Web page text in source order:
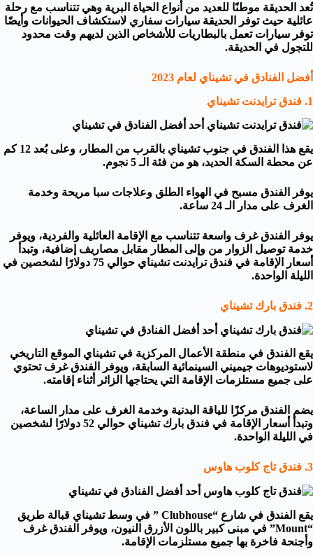
تُعد الحديقة موطنًا للعديد من أنواع الحياة البرية وهي تتناسب مع رحلة
عائلية حيث توفر الحديقة سيارات سفاري لاستكشاف الحيوانات وأيضًا
توفر سيارات تعمل بالبطاريات للأشخاص الذين لديهم وقت محدود
للتجول في الحديقة.
أفضل الفنادق في تشيناي لعام 2023
1. فندق ترايدنت تشيناي
يقع هذا الفندق في جنوب تشيناي بالقرب من المطار، وعلى بُعد 12 كم
عن محطة السكة الحديد، هو من فئة الـ 5 نجوم.
يوفر الفندق مسبح في الهواء الطلق وعلاجات سبا مريحة وخدمة
الغرف على مدار الـ 24 ساعة.
يوفر الفندق غرف واسعة تتناسب مع الإقامة العائلية والفردية، ويوفر
خدمة توصيل الزوار من وإلى المطار مقابل مصاريف إضافية، وتبدأ
أسعار الإقامة في فندق ترايدنت تشيناي حوالي 75 دولارًا لشخصين في
الليلة الواحدة.
2. فندق بارك تشيناي
يقع الفندق في منطقة الأعمال المركزية في تشيناي الموقع التاريخي
لاستوديوهات جيميني السينمائية السابقة، ويوفر الفندق غرف تحتوي
على جميع مستلزمات الإقامة التي يحتاجها الزائر أثناء إقامته.
يضم الفندق مركزًا للياقة البدنية وخدمة الغرف على مدار الساعة،
وتبدأ أسعار الإقامة في فندق بارك تشيناي حوالي 52 دولارًا لشخصين
في الليلة الواحدة.
3. فندق تاج كلوب هاوس
يقع الفندق في شارع “Clubhouse ” في وسط تشيناي قبالة طريق
“Mount” في مبنى كبير باللون الأزرق النيون، ويوفر الفندق غرف
وأجنحة فاخرة بها جميع مستلزمات الإقامة.